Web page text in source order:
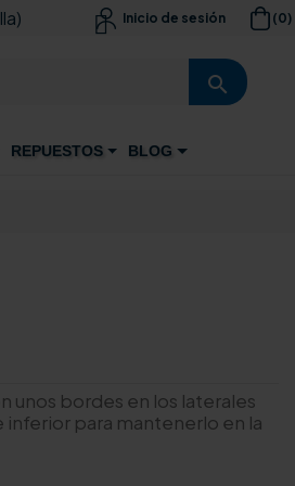
 Inicio de sesión (0)
search
REPUESTOS BLOG
unos bordes en los laterales
para mantenerlo en la